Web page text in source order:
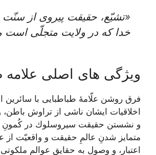
«تشيّع، حقيقت پيروى از
خدا كه در ولايت متجلّى است
ویژگی های اصلی علامه
فرق روشن علّامۀ طباطبایى با سائرين
اخلاقيات ايشان ناشى از تراوش
و نشستن حقيقت سيروسلوك در كُمونِ
متمايز شدنِ عالمِ حقيقت و واقعيّت از
اعتبار، و وصول به حقایقِ عوالمِ